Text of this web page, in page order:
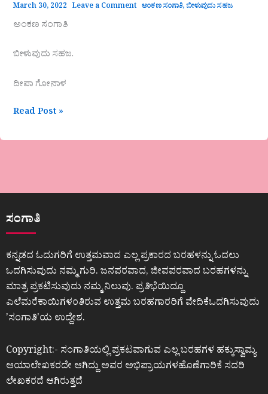
March 30, 2022 Leave a Comment ಅಂಕಣ ಸಂಗಾತಿ,ಬೀಳುವುದು ಸಹಜ
ಅಂಕಣ ಸಂಗಾತಿ
ಬೀಳುವುದು ಸಹಜ.
ದೀಪಾ ಗೋನಾಳ
Read Post »
ಸಂಗಾತಿ
ಕನ್ನಡದ ಓದುಗರಿಗೆ ಉತ್ತಮವಾದ ಎಲ್ಲ ಪ್ರಕಾರದ ಬರಹಳನ್ನು ಓದಲು
ಒದಗಿಸುವುದು ನಮ್ಮ ಗುರಿ. ಜನಪರವಾದ, ಜೀವಪರವಾದ ಬರಹಗಳನ್ನು
ಮಾತ್ರ ಪ್ರಕಟಿಸುವುದು ನಮ್ಮ ನಿಲುವು. ಪ್ರತಿಭೆಯಿದ್ದೂ
ಎಲೆಮರೆಕಾಯಿಗಳಂತಿರುವ ಉತ್ತಮ ಬರಹಗಾರರಿಗೆ ವೇದಿಕೆಒದಗಿಸುವುದು
ʼಸಂಗಾತಿʼಯ ಉದ್ದೇಶ.
Copyright:- ಸಂಗಾತಿಯಲ್ಲಿ ಪ್ರಕಟವಾಗುವ ಎಲ್ಲ ಬರಹಗಳ ಹಕ್ಕುಸ್ವಾಮ್ಯ
ಆಯಾಲೇಖಕರದೇ ಆಗಿದ್ದು ಅವರ ಅಭಿಪ್ರಾಯಗಳಹೊಣೆಗಾರಿಕೆ ಸದರಿ
ಲೇಖಕರದೆ ಆಗಿರುತ್ತದೆ